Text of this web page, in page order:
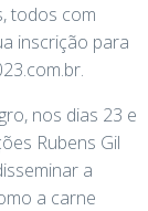
todos com
inscrição para
nos dias 23 e
Rubens Gil
a
a carne